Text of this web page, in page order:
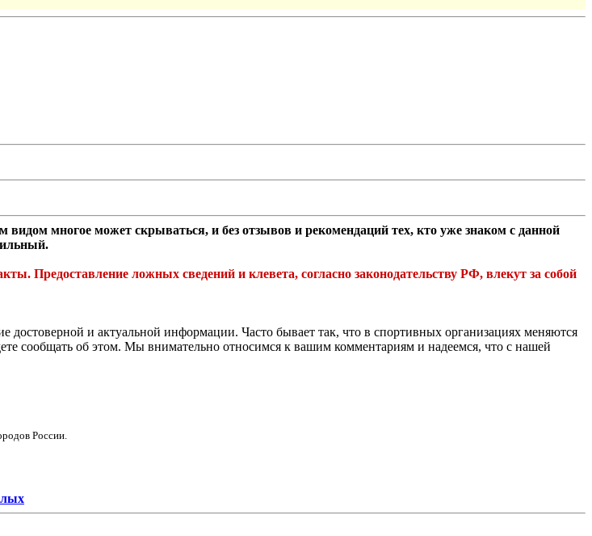
многое может скрываться, и без отзывов и рекомендаций тех, кто уже знаком с данной
ложных сведений и клевета, согласно законодательству РФ, влекут за собой
достоверной и актуальной информации. Часто бывает так, что в спортивных организациях меняются
сообщать об этом. Мы внимательно относимся к вашим комментариям и надеемся, что с нашей
России.